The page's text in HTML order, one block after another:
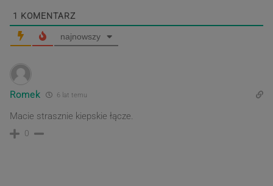
1 KOMENTARZ
najnowszy
Romek 6 lat temu
Macie strasznie kiepskie łącze.
0